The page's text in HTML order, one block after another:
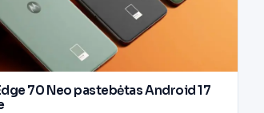
70 Neo pastebėtas Android 17